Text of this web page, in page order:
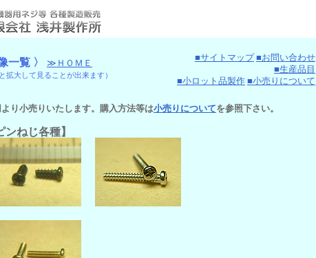
一覧 〉
≫ＨＯＭＥ
拡大して見ることが出来ます）
■サイトマップ ■お問い合わせ
■生産品目
■小ロット品製作 ■小売りについて
り小売りいたします。購入方法等は小売りについてを参照下さい。
ンねじ各種】